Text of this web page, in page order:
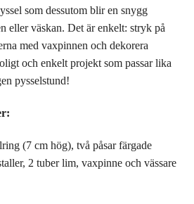
som dessutom blir en snygg
eller väskan. Det är enkelt: stryk på
med vaxpinnen och dekorera
och enkelt projekt som passar lika
pysselstund!
(7 cm hög), två påsar färgade
2 tuber lim, vaxpinne och vässare